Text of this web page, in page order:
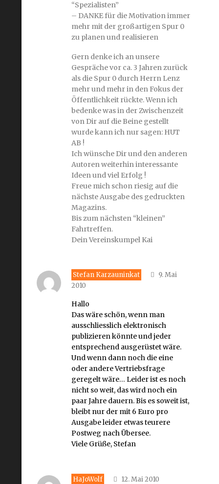
“Spezialisten”
– DANKE für die Motivation immer
mehr mit der großartigen Spur 0
zu planen und realisieren
Gern denke ich an unsere
Gespräche vor ca. 3 Jahren zurück
als die Spur 0 durch Herrn Lenz
mehr und mehr in den Fokus der
Öffentlichkeit rückte. Wenn ich
bedenke was in der Zwischenzeit
von Dir auf die Beine gestellt
wurde kann ich nur sagen: HUT
AB !
Ich wünsche Dir und den anderen
Autoren weiterhin interessante
Ideen und viel Erfolg !
Freue mich schon riesig auf die
nächste Ausgabe des gedruckten
Magazins.
Bis zum nächsten “kleinen”
Fahrtreffen.
Dein Vereinskumpel Kai
Stefan Karzauninkat
9. Mai
2010
Hallo
Das wäre schön, wenn man
ausschliesslich elektronisch
publizieren könnte und jeder
entsprechend ausgerüstet wäre.
Und wenn dann noch die eine
oder andere Vertriebsfrage
geregelt wäre… Leider ist es noch
nicht so weit, das wird noch ein
paar Jahre dauern. Bis es soweit ist,
bleibt nur der mit 6 Euro pro
Ausgabe leider etwas teurere
Postweg nach Übersee.
Viele Grüße, Stefan
HaJoWolf 12. Mai 2010